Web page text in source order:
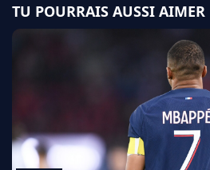
TU POURRAIS AUSSI AIMER